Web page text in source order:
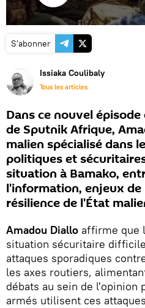
S'abonner
Issiaka Coulibaly
Tous les articles
Dans ce nouvel
de Sputnik Afrique,
malien spécialisé dans
politiques et
situation à Bamako,
l'information, enjeux
résilience de l'État
Amadou Diallo affirme que
situation sécuritaire
attaques sporadiques
les axes routiers,
débats au sein de l'opinion
armés utilisent ces